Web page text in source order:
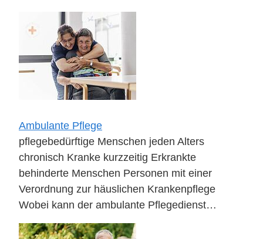
Ambulante Pflege
pflegebedürftige Menschen jeden Alters
chronisch Kranke kurzzeitig Erkrankte
behinderte Menschen Personen mit einer
Verordnung zur häuslichen Krankenpflege
Wobei kann der ambulante Pflegedienst…